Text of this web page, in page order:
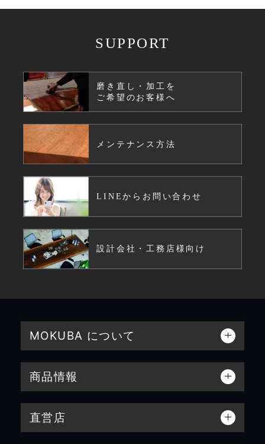
SUPPORT
磨き直し・加工を
ご希望のお客様へ
メンテナンス方法
LINEからお問い合わせ
設計会社・工務店様向け
MOKUBA について
商品情報
直営店